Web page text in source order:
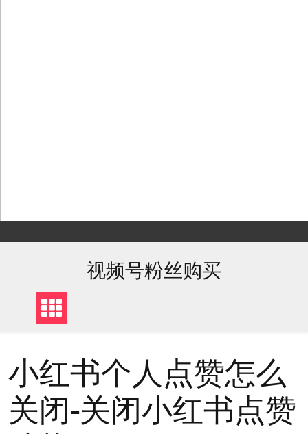
to
视频号粉丝购买
小红书个人点赞怎么
关闭-关闭小红书点赞